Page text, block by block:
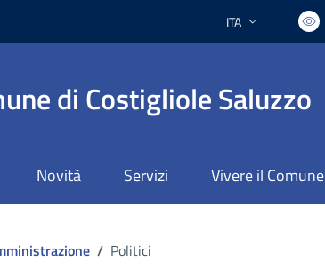
Lingua attiva:
ITA
di Costigliole Saluzzo
Novità Servizi Vivere il Comune
/ Politici